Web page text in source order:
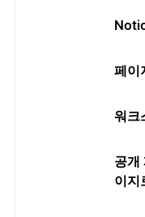
페이
워크
공개
이지